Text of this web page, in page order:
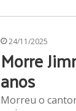
24/11/2025
Morre
anos
Morreu o